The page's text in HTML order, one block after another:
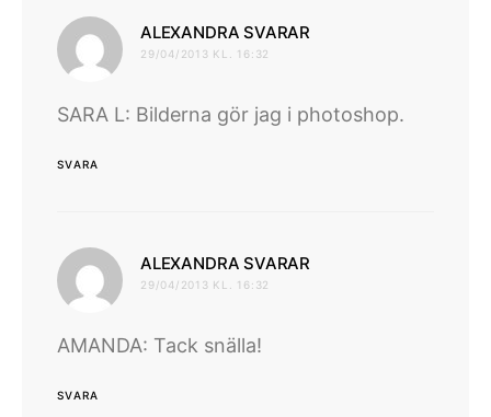
ALEXANDRA SVARAR
29/04/2013 KL. 16:32
SARA L: Bilderna gör jag i photoshop.
SVARA
ALEXANDRA SVARAR
29/04/2013 KL. 16:32
AMANDA: Tack snälla!
SVARA